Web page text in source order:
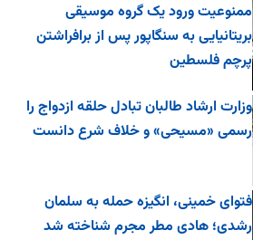
ممنوعیت ورود یک گروه موسیقی
بریتانیایی به سنگاپور پس از برافراشتن
پرچم فلسطین
وزارت ارشاد طالبان تبادل حلقه ازدواج را
رسمی «مسیحی» و خلاف شرع دانست
فتوای خمینی، انگیزه حمله به سلمان
رشدی؛ هادی مطر مجرم شناخته شد